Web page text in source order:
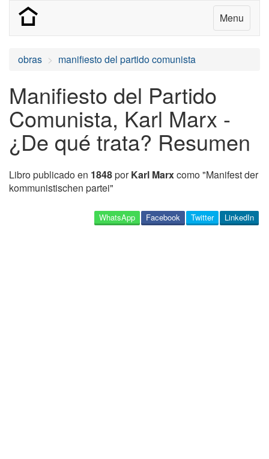
Menu
obras manifiesto del partido comunista
Manifiesto del Partido
Comunista, Karl Marx -
¿De qué trata? Resumen
Libro publicado en 1848porKarl Marxcomo "Manifest der
kommunistischen partei"
LinkedIn
Twitter
Facebook
WhatsApp